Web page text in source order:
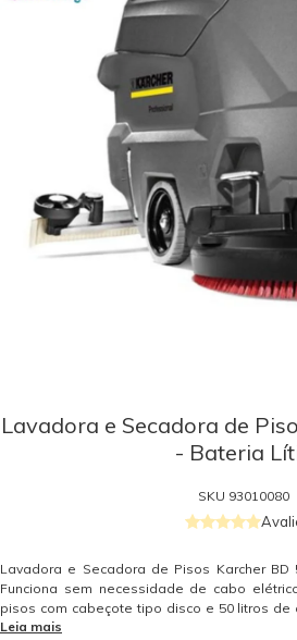
Lavadora e Secadora de
- Bateria
SKU 93010080
Lavadora e Secadora de Pisos Karcher BD
Funciona sem necessidade de cabo
pisos com cabeçote tipo disco e 50 litros de
Indicada para limpeza de área até 5.000
Leia mais